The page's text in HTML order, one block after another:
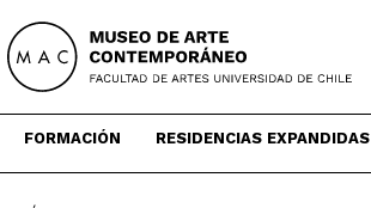
content
FORMACIÓN RESIDENCIAS EXPANDIDAS